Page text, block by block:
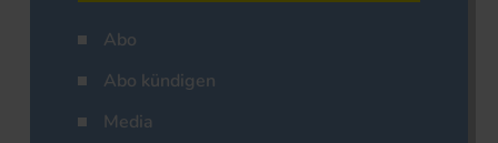
Abo
Abo kündigen
Media